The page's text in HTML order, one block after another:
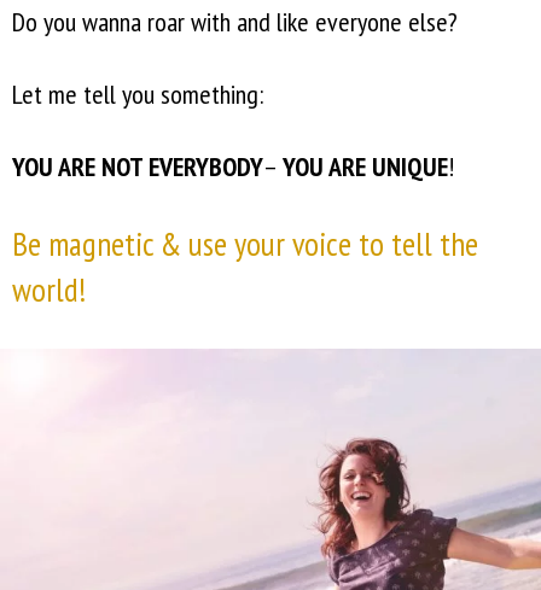
Do you wanna roar with and like everyone else?
Let me tell you something:
YOU ARE NOT EVERYBODY– YOU ARE UNIQUE!
Be magnetic & use your voice to tell the
world!